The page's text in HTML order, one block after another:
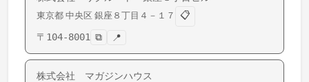
東京都 中央区 銀座 ８丁目４－１７
📋
〒 104-8001 ⧉ 📍
株式会社 マガジンハウス